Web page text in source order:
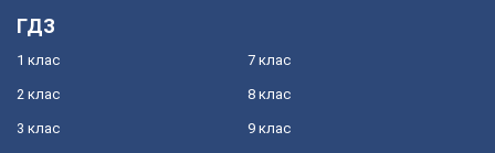
ГДЗ
1 клас
2 клас
3 клас
7 клас
8 клас
9 клас